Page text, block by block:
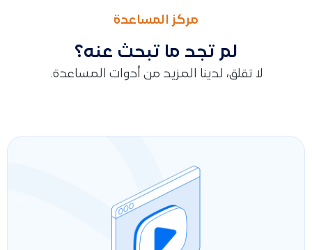
مركز المساعدة
لم تجد ما تبحث عنه؟
لا تقلق، لدينا المزيد من أدوات المساعدة.